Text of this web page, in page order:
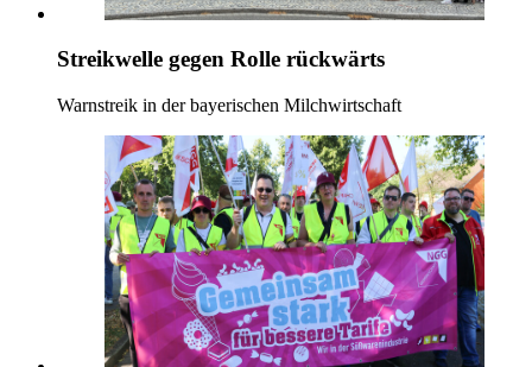
Streikwelle gegen Rolle rückwärts
Warnstreik in der bayerischen Milchwirtschaft